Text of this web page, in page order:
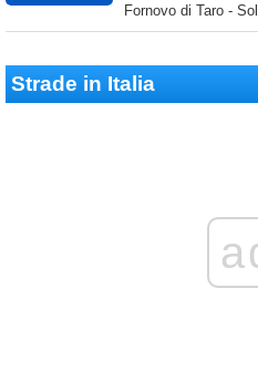
Fornovo di Taro -
Strade in Italia